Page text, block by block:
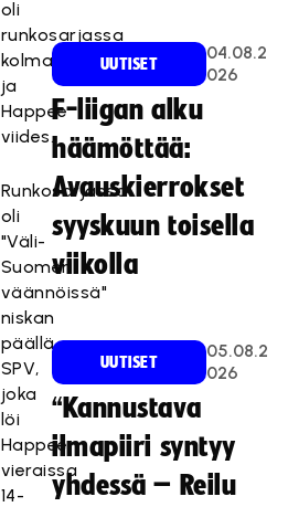
oli
runkosarjassa
kolmas
ja
Happee
viides.
Runkosarjassa
oli
"Väli-
Suomen
väännöissä"
niskan
päällä
SPV,
joka
löi
Happeen
vieraissa
14-
UUTISET
04.08.2
026
F-liigan alku
häämöttää:
Avauskierrokset
syyskuun toisella
viikolla
UUTISET
05.08.2
026
“Kannustava
ilmapiiri syntyy
yhdessä – Reilu